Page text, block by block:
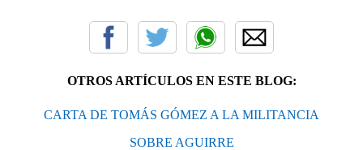
OTROS ARTÍCULOS EN ESTE BLOG:
CARTA DE TOMÁS GÓMEZ A LA MILITANCIA
SOBRE AGUIRRE